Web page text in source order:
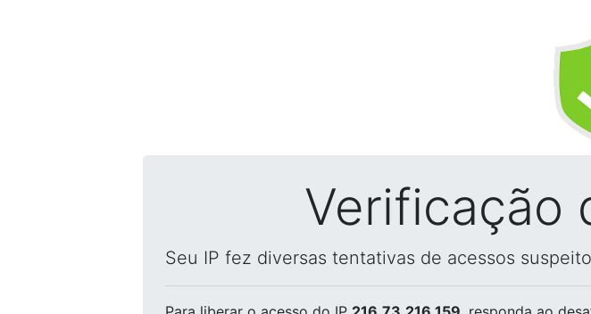
Verificação
Seu IP fez diversas tentativas de acessos